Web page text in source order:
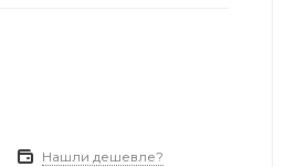
Нашли дешевле?